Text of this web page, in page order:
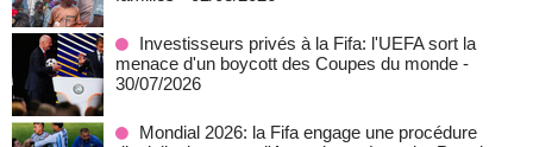
Investisseurs privés à la Fifa: l'UEFA sort la
menace d'un boycott des Coupes du monde -
30/07/2026
Mondial 2026: la Fifa engage une procédure